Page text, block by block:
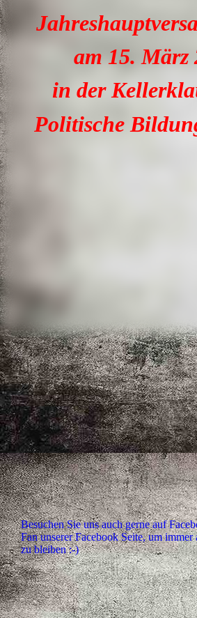
am 15. März
in der
Politische
Besuchen Sie uns auch gerne auf
Fan unserer Facebook Seite, um
zu bleiben :-)